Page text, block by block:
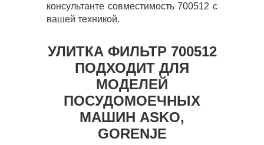
консультанте совместимость 700512 с
вашей техникой.
УЛИТКА ФИЛЬТР 700512
ПОДХОДИТ ДЛЯ
МОДЕЛЕЙ
ПОСУДОМОЕЧНЫХ
МАШИН ASKO,
GORENJE